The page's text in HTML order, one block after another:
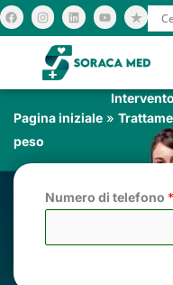
Vai
al
contenuto
F
a
c
I
n
s
a
g
r
L
i
n
d
Y
o
u
b
Pagina iniziale »
peso
Numero di telefono *